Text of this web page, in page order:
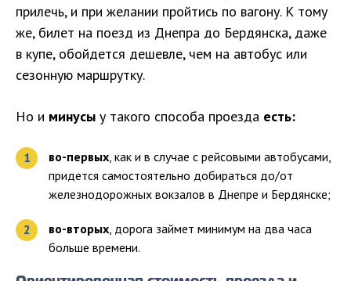
прилечь, и при желании пройтись по вагону. К тому
же, билет на поезд из Днепра до Бердянска, даже
в купе, обойдется дешевле, чем на автобус или
сезонную маршрутку.
Но и минусы у такого способа проезда есть:
во-первых , как и в случае с рейсовыми автобусами,
придется самостоятельно добираться до/от
железнодорожных вокзалов в Днепре и Бердянске;
во-вторых , дорога займет минимум на два часа
больше времени.